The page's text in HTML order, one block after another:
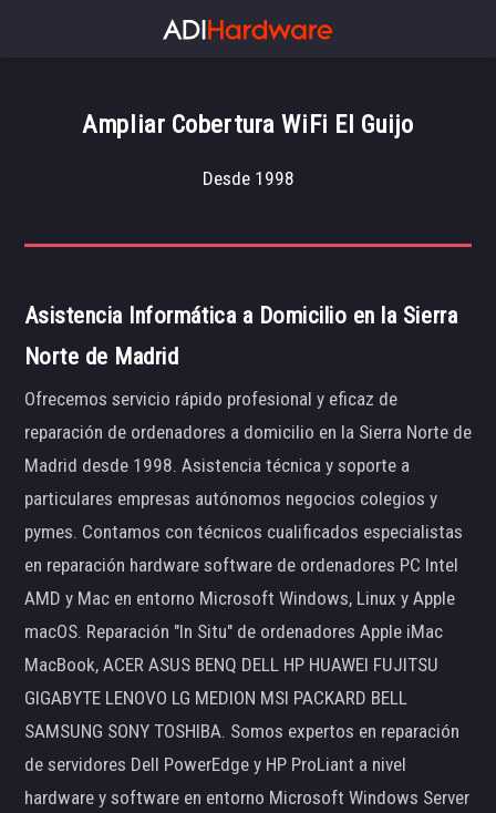
Ampliar Cobertura WiFi El Guijo
Desde 1998
Asistencia Informática a Domicilio en la Sierra
Norte de Madrid
Ofrecemos servicio rápido profesional y eficaz de
reparación de ordenadores a domicilio en la Sierra Norte de
Madrid desde 1998. Asistencia técnica y soporte a
particulares empresas autónomos negocios colegios y
pymes. Contamos con técnicos cualificados especialistas
en reparación hardware software de ordenadores PC Intel
AMD y Mac en entorno Microsoft Windows, Linux y Apple
macOS. Reparación "In Situ" de ordenadores Apple iMac
MacBook, ACER ASUS BENQ DELL HP HUAWEI FUJITSU
GIGABYTE LENOVO LG MEDION MSI PACKARD BELL
SAMSUNG SONY TOSHIBA. Somos expertos en reparación
de servidores Dell PowerEdge y HP ProLiant a nivel
hardware y software en entorno Microsoft Windows Server